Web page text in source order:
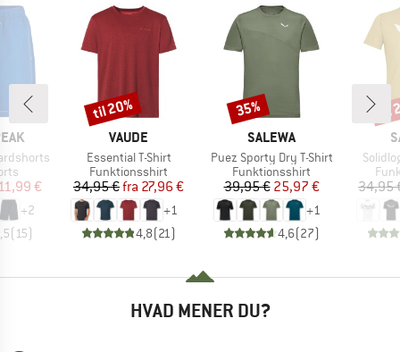
pris
€
+2
(15)
MÆRKE
VAUDE
Artikel
Essential T-Shirt
Produktgruppe
Funktionsshirt
Pris
34,95 € Nedsat pris
fra 27,96 €
+1
4,8(21 )
Rabat
til 20%
MÆRKE
SALEWA
Artikel
Puez Sporty Dry T-Shirt
Produktgruppe
Funktionsshirt
Pris
39,95 €Nedsat pris
25,97 €
+1
4,6(27)
Rabat
35%
Artikel
34,95
HVAD MENER DU?